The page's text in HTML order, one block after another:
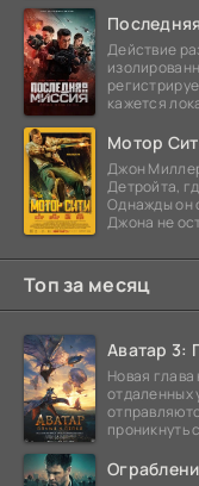
Действие
кажется
Мотор
Джон
Детройта,
Однажды он
Джона не
Топ за месяц
Аватар 3:
Новая
отдаленных
проникнуть